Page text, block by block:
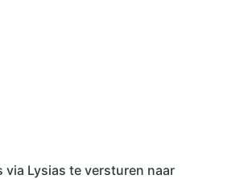
Lysias te versturen naar